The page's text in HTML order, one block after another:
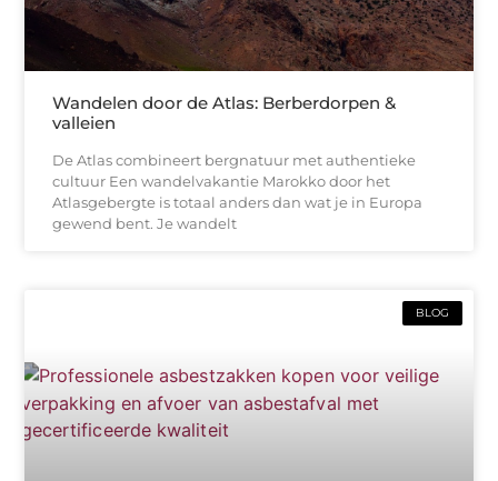
Wandelen door de Atlas: Berberdorpen &
valleien
De Atlas combineert bergnatuur met authentieke
cultuur Een wandelvakantie Marokko door het
Atlasgebergte is totaal anders dan wat je in Europa
gewend bent. Je wandelt
BLOG